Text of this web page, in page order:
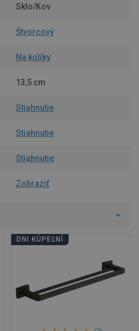
Sklo/Kov
Štvorcový
Na kolíky
13,5 cm
Stiahnutie
Stiahnutie
Stiahnutie
Zobraziť
DNI KÚPEĽNÍ